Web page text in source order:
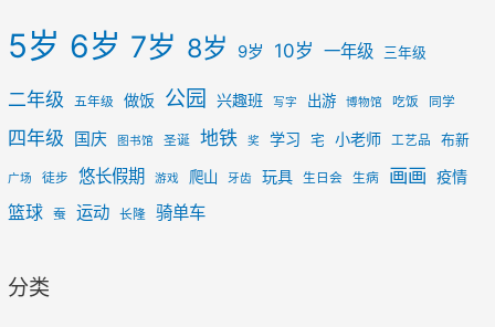
5岁 6岁 7岁 8岁 9岁 10岁 一年级 三年级
二年级 五年级 做饭 公园 兴趣班 写字 出游 博物馆 吃饭 同学
四年级 国庆 图书馆 圣诞 地铁 奖 学习 宅 小老师 工艺品 布新
广场 徒步 悠长假期 游戏 爬山 牙齿 玩具 生日会 生病 画画 疫情
篮球 蚕 运动 长隆 骑单车
分类